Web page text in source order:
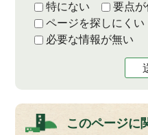
特にない
要点
ページを探しにくい
必要な情報が無い
このページに